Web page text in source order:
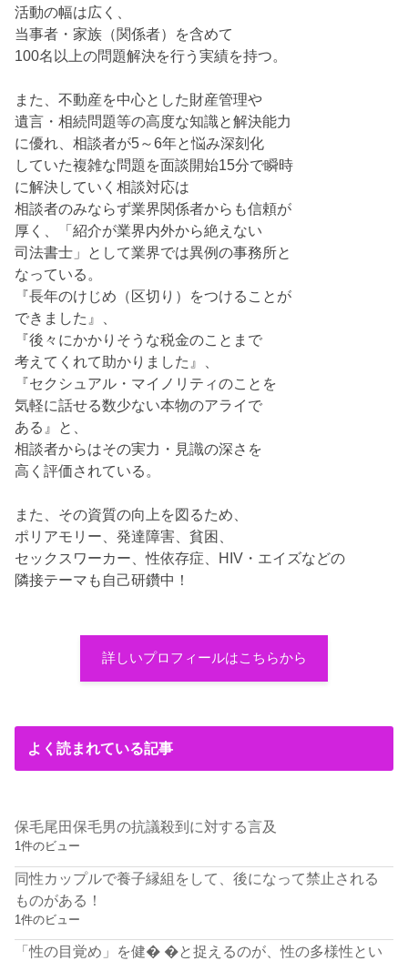
活動の幅は広く、
当事者・家族（関係者）を含めて
100名以上の問題解決を行う実績を持つ。
また、不動産を中心とした財産管理や
遺言・相続問題等の高度な知識と解決能力
に優れ、相談者が5～6年と悩み深刻化
していた複雑な問題を面談開始15分で瞬時
に解決していく相談対応は
相談者のみならず業界関係者からも信頼が
厚く、「紹介が業界内外から絶えない
司法書士」として業界では異例の事務所と
なっている。
『長年のけじめ（区切り）をつけることが
できました』、
『後々にかかりそうな税金のことまで
考えてくれて助かりました』、
『セクシュアル・マイノリティのことを
気軽に話せる数少ない本物のアライで
ある』と、
相談者からはその実力・見識の深さを
高く評価されている。
また、その資質の向上を図るため、
ポリアモリー、発達障害、貧困、
セックスワーカー、性依存症、HIV・エイズなどの
隣接テーマも自己研鑽中！
詳しいプロフィールはこちらから
よく読まれている記事
保毛尾田保毛男の抗議殺到に対する言及
1件のビュー
同性カップルで養子縁組をして、後になって禁止される
ものがある！
1件のビュー
「性の目覚め」を健� �と捉えるのが、性の多様性とい